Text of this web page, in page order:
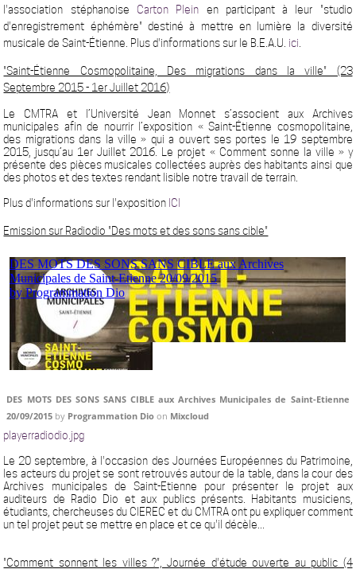
l'association stéphanoise Carton Plein en participant à leur "studio
d'enregistrement éphémère" destiné à mettre en lumière la diversité
musicale de Saint-Étienne. Plus d'informations sur le B.E.A.U. ici
"Saint-Étienne Cosmopolitaine, Des migrations dans la ville" (23
Septembre 2015 - 1er Juillet 2016)
Le CMTRA et l’Université Jean Monnet s’associent aux Archives
municipales afin de nourrir l’exposition « Saint-Étienne cosmopolitaine,
des migrations dans la ville » qui a ouvert ses portes le 19 septembre
2015, jusqu’au 1er Juillet 2016. Le projet « Comment sonne la ville » y
présente des pièces musicales collectées auprès des habitants ainsi que
des photos et des textes rendant lisible notre travail de terrain.
Plus d'informations sur l'exposition ICI
Emission sur Radiodio "Des mots et des sons sans cible"
DES MOTS DES SONS SANS CIBLE aux Archives Municipales de Saint-Etienne
20/09/2015 by Programmation Dio on Mixcloud
playerradiodio.jpg
Le 20 septembre, à l'occasion des Journées Européennes du Patrimoine,
les acteurs du projet se sont retrouvés autour de la table, dans la cour des
Archives municipales de Saint-Etienne pour présenter le projet aux
auditeurs de Radio Dio et aux publics présents. Habitants musiciens,
étudiants, chercheuses du CIEREC et du CMTRA ont pu expliquer comment
un tel projet peut se mettre en place et ce qu'il décèle...
"Comment sonnent les villes ?", Journée d'étude ouverte au public (4